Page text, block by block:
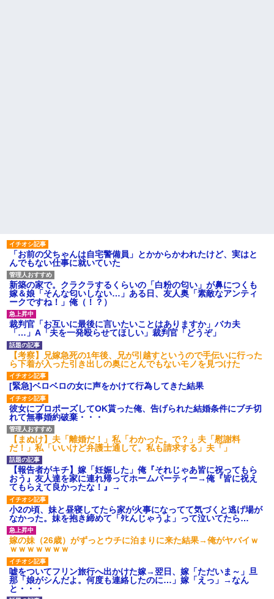
後続車にクラクションを鳴ら
され彼氏が逆切れ。「何クラク
ション鳴らしてんだ！降りてこ
いよ！」と怒鳴りだし...
【衝撃】報酬100万円超の治験
募集がこちらｗｗｗｗｗ(※画像
あり)
【ネット騒然】惨殺されたタ
ワマン頂き女子のこの動画、す
げえええええｗｗｗｗｗｗｗｗ
ｗｗｗ
【愕然】白のクラウン俺氏、
高速道路左車線を制限速度で走
った結果wwwwwwwwwwww
百年の恋12-899 食べた量を
張り合ってくる
【悲報】佐藤輝明・・・２軍
でも盛大にやらかす←あまり悲
しませないでくれ
「お前の父ちゃんは自宅警備員」とかからかわれたけど、実はと
んでもない仕事に就いていた
新築の家で。クラクラするくらいの「白粉の匂い」が鼻につくも
嫁＆娘「そんな匂いしない…」ある日、友人奥「素敵なアンティ
ークですね！」俺（！？）
裁判官「お互いに最後に言いたいことはありますか」バカ夫
「…」A「夫を一発殴らせてほしい」裁判官「どうぞ」
【考察】兄嫁急死の1年後、兄が引越すというので手伝いに行った
ら下着が入った引き出しの奥にとんでもないモノを見つけた
[緊急]ベロベロの女に声をかけて行為してきた結果
彼女にプロポーズしてOK貰った俺、告げられた結婚条件にブチ切
れて無事婚約破棄・・・
【まぬけ】夫「離婚だ！」私「わかった。で？」夫「慰謝料
だ！」私「いいけど弁護士通して。私も請求する」夫「」
【報告者がキチ】嫁「妊娠した」俺『それじゃあ皆に祝ってもら
おう』友人達を家に連れ帰ってホームパーティー→俺『皆に祝え
てもらえて良かったな！』→
小2の頃、妹と昼寝してたら家が火事になってて気づくと逃げ場が
なかった。妹を抱き締めて「ﾀﾋんじゃうよ」って泣いてたら…
嫁の妹（26歳）がずっとウチに泊まりに来た結果→俺がヤバイｗ
ｗｗｗｗｗｗｗ
嘘をついてフリン旅行へ出かけた嫁→翌日、嫁「ただいま～」旦
那「娘がシんだよ。何度も連絡したのに…」嫁「えっ」→なん
と・・・